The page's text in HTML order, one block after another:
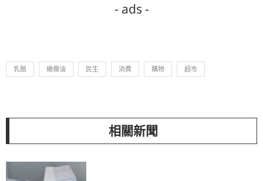
- ads -
乳酪 橄欖油 民生 消費 購物 超市
相關新聞